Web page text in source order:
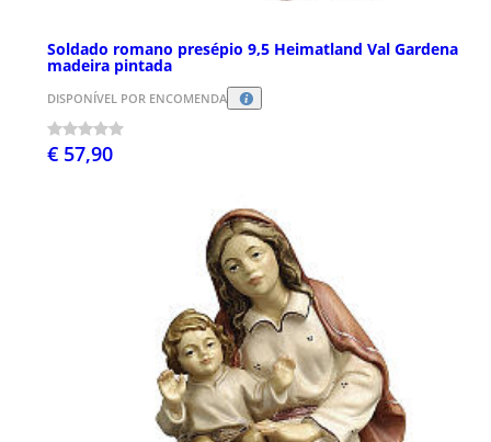
Soldado romano presépio 9,5 Heimatland Val Gardena
madeira pintada
DISPONÍVEL POR ENCOMENDA
€ 57,90